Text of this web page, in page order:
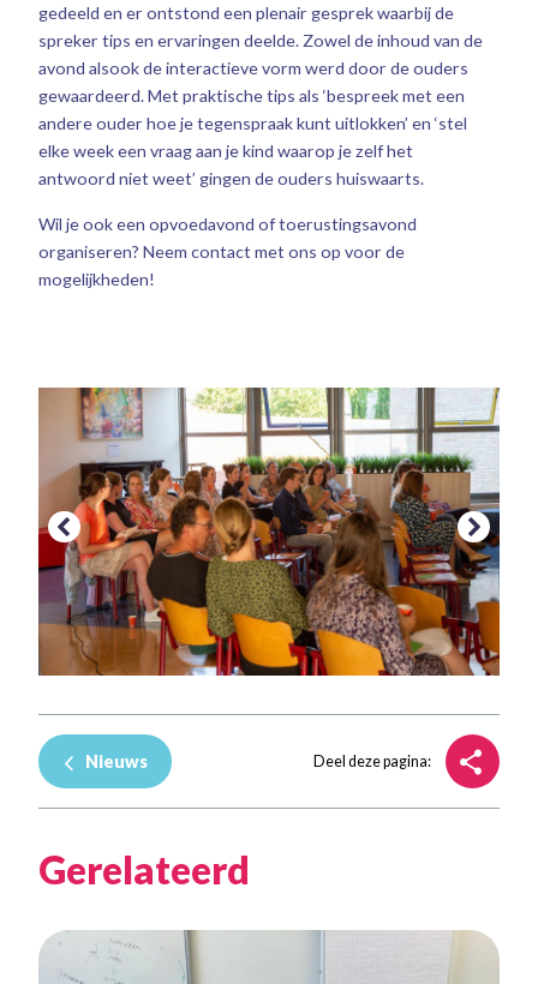
gedeeld en er ontstond een plenair gesprek waarbij de
spreker tips en ervaringen deelde. Zowel de inhoud van de
avond alsook de interactieve vorm werd door de ouders
gewaardeerd. Met praktische tips als ‘bespreek met een
andere ouder hoe je tegenspraak kunt uitlokken’ en ‘stel
elke week een vraag aan je kind waarop je zelf het
antwoord niet weet’ gingen de ouders huiswaarts.
Wil je ook een opvoedavond of toerustingsavond
organiseren? Neem contact met ons op voor de
mogelijkheden!
Nieuws Deel deze pagina:
Gerelateerd